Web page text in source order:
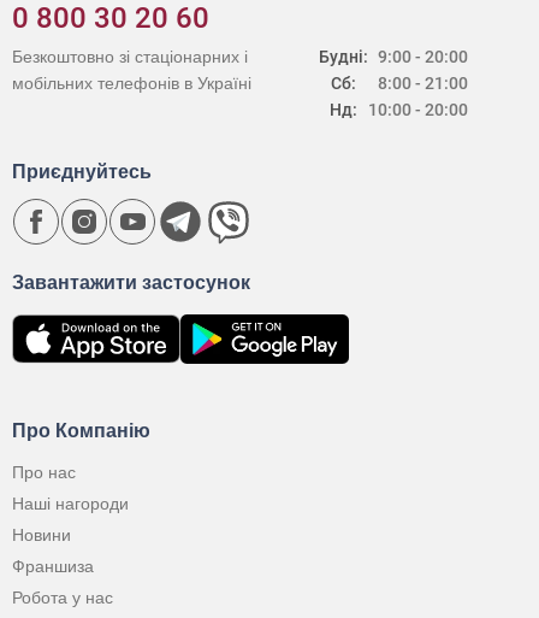
0 800 30 20 60
Будні:
Сб:
Нд:
9:00 - 20:00
8:00 - 21:00
10:00 - 20:00
Безкоштовно зі стаціонарних і
мобільних телефонів в Україні
Про Компанію
Про нас
Наші нагороди
Новини
Франшиза
Робота у нас
Завантажити застосунок
Приєднуйтесь